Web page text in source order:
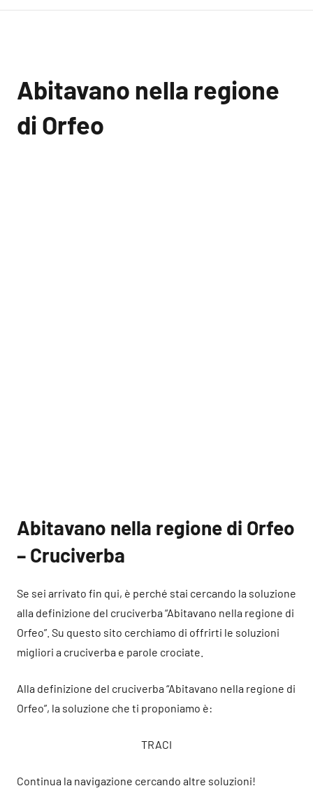
Abitavano nella regione
di Orfeo
Abitavano nella regione di Orfeo
– Cruciverba
Se sei arrivato fin qui, è perché stai cercando la soluzione
alla definizione del cruciverba “Abitavano nella regione di
Orfeo”. Su questo sito cerchiamo di offrirti le soluzioni
migliori a cruciverba e parole crociate.
Alla definizione del cruciverba “Abitavano nella regione di
Orfeo”, la soluzione che ti proponiamo è:
TRACI
Continua la navigazione cercando altre soluzioni!